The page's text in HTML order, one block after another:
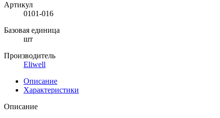
Артикул
0101-016
Базовая единица
шт
Производитель
Eliwell
Описание
Характеристики
Описание